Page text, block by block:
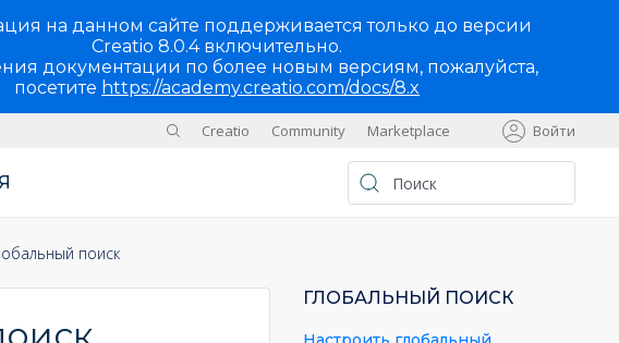
на данном сайте поддерживается только до версии
Creatio 8.0.4 включительно.
документации по более новым версиям, пожалуйста,
посетите https://academy.creatio.com/docs/8.x
Creatio Community Marketplace Войти
поиск
ГЛОБАЛЬНЫЙ ПОИСК